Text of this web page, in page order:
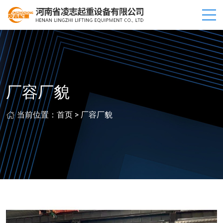
厂容厂貌
当前位置： 首页 > 厂容厂貌